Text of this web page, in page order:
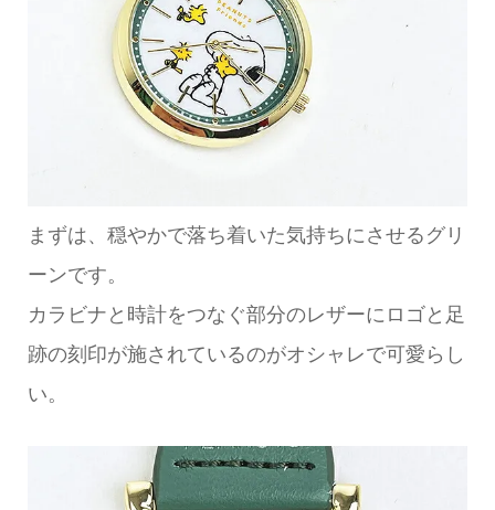
まずは、穏やかで落ち着いた気持ちにさせるグリ
ーンです。
カラビナと時計をつなぐ部分のレザーにロゴと足
跡の刻印が施されているのがオシャレで可愛らし
い。